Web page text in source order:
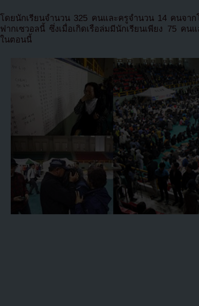
โดยนักเรียนจำนวน 325 คนและครูจำนวน 14 คนจาก
ฟากเซวอลนี้ ซึ่งเมื่อเกิดเรือล่มมีนักเรียนเพียง 75 ค
ในตอนนี้